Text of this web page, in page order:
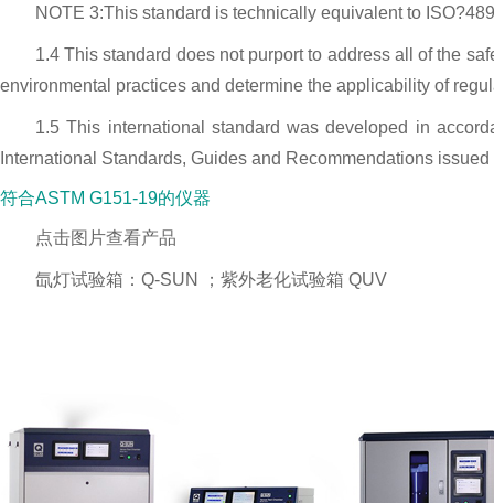
NOTE 3:This standard is technically equivalent to
1.4 This standard does not purport to address all of the
environmental practices and determine the applicability of
1.5 This international standard was developed in
International Standards, Guides and Recommendations
符合ASTM G151-19的仪器
点击图片查看产品
氙灯试验箱：Q-SUN ；紫外老化试验箱 QUV